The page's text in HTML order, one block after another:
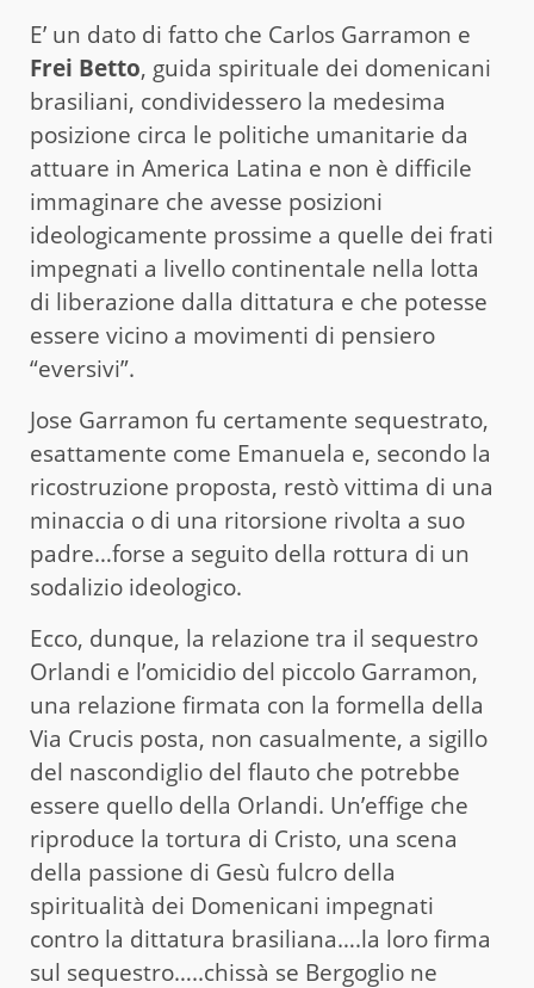
E’ un dato di fatto che Carlos Garramon e
Frei Betto, guida spirituale dei domenicani
brasiliani, condividessero la medesima
posizione circa le politiche umanitarie da
attuare in America Latina e non è difficile
immaginare che avesse posizioni
ideologicamente prossime a quelle dei frati
impegnati a livello continentale nella lotta
di liberazione dalla dittatura e che potesse
essere vicino a movimenti di pensiero
“eversivi”.
Jose Garramon fu certamente sequestrato,
esattamente come Emanuela e, secondo la
ricostruzione proposta, restò vittima di una
minaccia o di una ritorsione rivolta a suo
padre…forse a seguito della rottura di un
sodalizio ideologico.
Ecco, dunque, la relazione tra il sequestro
Orlandi e l’omicidio del piccolo Garramon,
una relazione firmata con la formella della
Via Crucis posta, non casualmente, a sigillo
del nascondiglio del flauto che potrebbe
essere quello della Orlandi. Un’effige che
riproduce la tortura di Cristo, una scena
della passione di Gesù fulcro della
spiritualità dei Domenicani impegnati
contro la dittatura brasiliana….la loro firma
sul sequestro…..chissà se Bergoglio ne